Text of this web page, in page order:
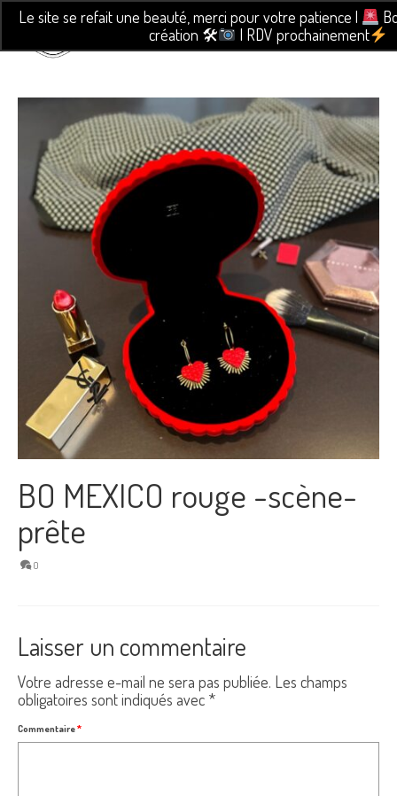
Le site se refait une beauté, merci pour votre patience |
création 🛠
| RDV prochainement
BO MEXICO rouge -scène-
prête
0
Laisser un commentaire
Votre adresse e-mail ne sera pas publiée. Les champs
obligatoires sont indiqués avec *
Commentaire*